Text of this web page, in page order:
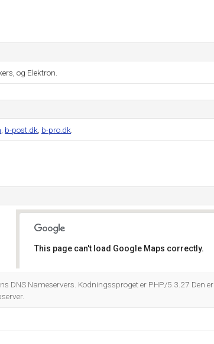
og Elektron.
b-post.dk b-pro.dk
This page can't load Google Maps correctly.
DNS Nameservers. Kodningssproget er PHP/5.3.27 Den er